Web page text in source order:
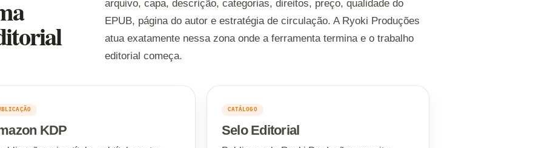
arquivo, capa, descrição, categorias, direitos, preço, qualidade do
EPUB, página do autor e estratégia de circulação. A Ryoki Produções
atua exatamente nessa zona onde a ferramenta termina e o trabalho
editorial começa.
KDP
CATÁLOGO
Selo Editorial